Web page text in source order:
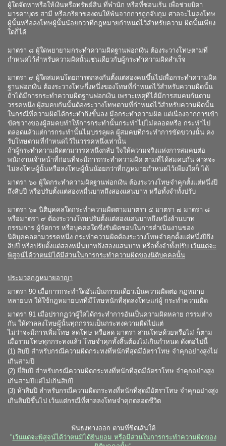
ผู้ใดจัดหาหรือให้เงินหรือทรัพย์สิน ที่พำนัก หรือที่ซ่อนเร้น เพื่อช่วยบิดา
มารดาบุตร สามี หรือภริยาของตนให้พ้นจากการถูกจับกุม ศาลจะไม่ลงโทษ
ผู้นั้นหรือลงโทษผู้นั้นน้อยกว่าที่กฎหมายกำหนดไว้สำหรับความ ผิดนั้นเพียง
ใดก็ได้
มาตรา ๘ ผู้ใดพยายามกระทำความผิดฐานฟอกเงิน ต้องระวางโทษตามที่
กำหนดไว้สำหรับความผิดนั้นเช่นเดียวกับผู้กระทำความผิดสำเร็จ
มาตรา ๙ ผู้ใดสมคบโดยการตกลงกันตั้งแต่สองคนขึ้นไปเพื่อกระทำความผิด
ฐานฟอกเงิน ต้องระวางโทษกึ่งหนึ่งของโทษที่กำหนดไว้สำหรับความผิดนั้น
ถ้าได้มีการกระทำความผิดฐานฟอกเงิน เพราะเหตุที่ได้มีการสมคบกันตาม
วรรคหนึ่ง ผู้สมคบกันนั้นต้องระวางโทษตามที่กำหนดไว้สำหรับความผิดนั้น
ในกรณีที่ความผิดได้กระทำถึงขั้นลง มือกระทำความผิด แต่เนื่องจากการเข้า
ขัดขวางของผู้สมคบทำให้การกระทำนั้นกระทำไปไม่ตลอดหรือ กระทำไป
ตลอดแล้วแต่การกระทำนั้นไม่บรรลุผล ผู้สมคบที่กระทำการขัดขวางนั้น คง
รับโทษตามที่กำหนดไว้ในวรรคหนึ่งเท่านั้น
ถ้าผู้กระทำความผิดตามวรรคหนึ่งกลับ ใจให้ความจริงแห่งการสมคบต่อ
พนักงานเจ้าหน้าที่ก่อนที่จะมีการกระทำความผิด ตามที่ได้สมคบกัน ศาลจะ
ไม่ลงโทษผู้นั้นหรือลงโทษผู้นั้นน้อยกว่าที่กฎหมายกำหนดไว้เพียงใดก็ ได้
มาตรา ๖๐ ผู้ใดกระทำความผิดฐานฟอกเงิน ต้องระวางโทษจำคุกตั้งแต่หนึ่งปี
ถึงสิบปี หรือปรับตั้งแต่สองหมื่นบาทถึงสองแสนบาท หรือทั้งจำทั้งปรับ
มาตรา ๖๑ นิติบุคคลใดกระทำความผิดตามมาตรา ๕ มาตรา ๗ มาตรา ๘
หรือมาตรา ๙ ต้องระวางโทษปรับตั้งแต่สองแสนบาทถึงหนึ่งล้านบาท
กรรมการ ผู้จัดการ หรือบุคคลใดซึ่งรับผิดชอบในการดำเนินงานของ
นิติบุคคลตามวรรคหนึ่ง กระทำความผิดต้องระวางโทษจำคุกตั้งแต่หนึ่งปีถึง
สิบปี หรือปรับตั้งแต่สองหมื่นบาทถึงสองแสนบาท หรือทั้งจำทั้งปรับ เว้นแต่จะ
พิสูจน์ได้ว่าตนมิได้มีส่วนในการกระทำความผิดของนิติบุคคลนั้น
ประมวลกฎหมายอาญา
มาตรา 90 เมื่อการกระทำใดอันเป็นกรรมเดียวเป็นความผิดต่อ กฏหมาย
หลายบท ให้ใช้กฎหมายบทที่มีโทษหนักที่สุดลงโทษแก่ผู้ กระทำความผิด
มาตรา 91 เมื่อปรากฏว่าผู้ใดได้กระทำการอันเป็นความผิดหลาย กรรมต่าง
กัน ให้ศาลลงโทษผู้นั้นทุกกรรมเป็นกระทงความผิดไปแต่
ไม่ว่าจะมีการเพิ่มโทษ ลดโทษ หรือลด มาตรา ส่วนโทษด้วยหรือไม่ ก็ตาม
เมื่อรวมโทษทุกกระทงแล้ว โทษจำคุกทั้งสิ้นต้องไม่เกินกำหนด ดังต่อไปนี้
(1) สิบปี สำหรับกรณีความผิดกระทงที่หนักที่สุดมีอัตราโทษ จำคุกอย่างสูงไม่
เกินสามปี
(2) ยี่สิบปี สำหรับกรณีความผิดกระทงที่หนักที่สุดมีอัตราโทษ จำคุกอย่างสูง
เกินสามปีแต่ไม่เกินสิบปี
(3) ห้าสิบปี สำหรับกรณีความผิดกระทงที่หนักที่สุดมีอัตราโทษ จำคุกอย่างสูง
เกินสิบปีขึ้นไป เว้นแต่กรณีที่ศาลลงโทษจำคุกตลอดชีวิต
ฟันธงทางออก ตามที่ขีดเส้นใต้
"เว้นแต่จะพิสูจน์ได้ว่าตนมิได้ยินยอม หรือมีส่วนในการกระทำความผิดของ